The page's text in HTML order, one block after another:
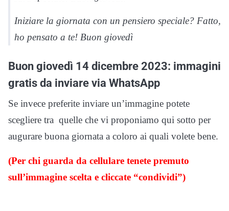
Iniziare la giornata con un pensiero speciale? Fatto,
ho pensato a te! Buon giovedì
Buon giovedì 14 dicembre 2023: immagini
gratis da inviare via WhatsApp
Se invece preferite inviare un’immagine potete
scegliere tra quelle che vi proponiamo qui sotto per
augurare buona giornata a coloro ai quali volete bene.
(Per chi guarda da cellulare tenete premuto
sull’immagine scelta e cliccate “condividi”)